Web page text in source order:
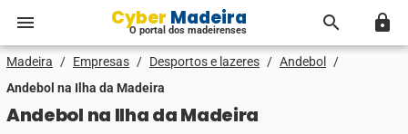
menu Cyber Madeira
O portal dos madeirenses search lock
Madeira / Empresas / Desportos e lazeres / Andebol
/
Andebol na Ilha da Madeira
Andebol na Ilha da Madeira